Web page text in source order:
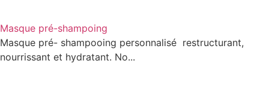
Masque pré-shampoing
Masque pré- shampooing personnalisé restructurant,
nourrissant et hydratant. No...